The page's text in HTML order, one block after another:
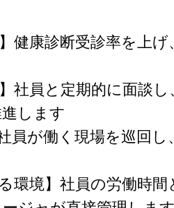
健康診断受診率を上げ
社員と定期的に面談
します
員が働く現場を巡回し
環境】社員の労働時間